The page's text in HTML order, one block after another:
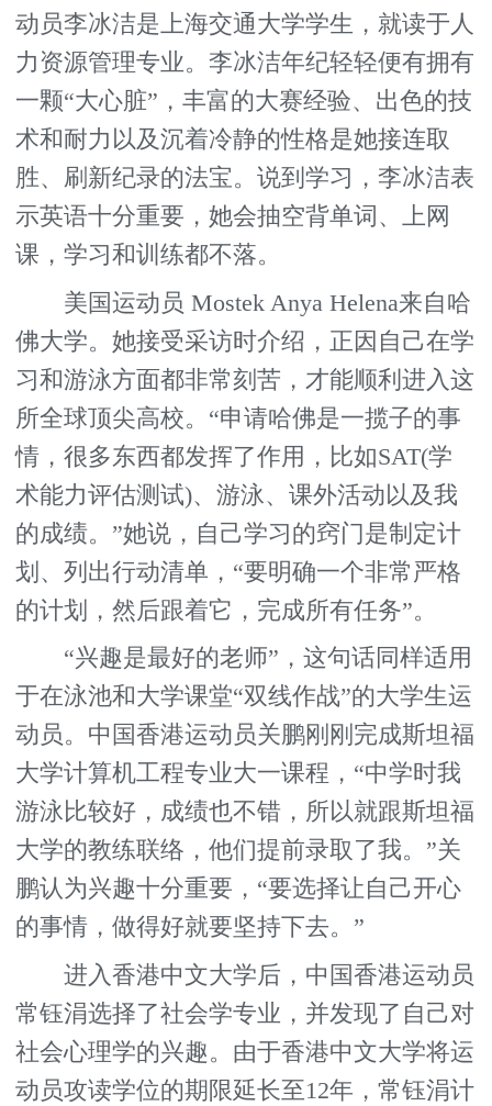
动员李冰洁是上海交通大学学生，就读于人
力资源管理专业。李冰洁年纪轻轻便有拥有
一颗“大心脏”，丰富的大赛经验、出色的技
术和耐力以及沉着冷静的性格是她接连取
胜、刷新纪录的法宝。说到学习，李冰洁表
示英语十分重要，她会抽空背单词、上网
课，学习和训练都不落。
美国运动员 Mostek Anya Helena来自哈
佛大学。她接受采访时介绍，正因自己在学
习和游泳方面都非常刻苦，才能顺利进入这
所全球顶尖高校。“申请哈佛是一揽子的事
情，很多东西都发挥了作用，比如SAT(学
术能力评估测试)、游泳、课外活动以及我
的成绩。”她说，自己学习的窍门是制定计
划、列出行动清单，“要明确一个非常严格
的计划，然后跟着它，完成所有任务”。
“兴趣是最好的老师”，这句话同样适用
于在泳池和大学课堂“双线作战”的大学生运
动员。中国香港运动员关鹏刚刚完成斯坦福
大学计算机工程专业大一课程，“中学时我
游泳比较好，成绩也不错，所以就跟斯坦福
大学的教练联络，他们提前录取了我。”关
鹏认为兴趣十分重要，“要选择让自己开心
的事情，做得好就要坚持下去。”
进入香港中文大学后，中国香港运动员
常钰涓选择了社会学专业，并发现了自己对
社会心理学的兴趣。由于香港中文大学将运
动员攻读学位的期限延长至12年，常钰涓计